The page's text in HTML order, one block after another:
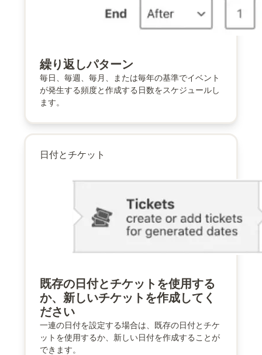
繰り返しパターン
毎日、毎週、毎月、または毎年の基準でイベント
が発生する頻度と作成する日数をスケジュールし
ます。
日付とチケット
既存の日付とチケットを使用する
か、新しいチケットを作成してく
ださい
一連の日付を設定する場合は、既存の日付とチケ
ットを使用するか、新しい日付を作成することが
できます。